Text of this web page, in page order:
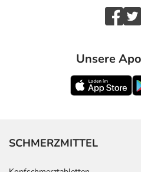
Unsere
SCHMERZMITTEL